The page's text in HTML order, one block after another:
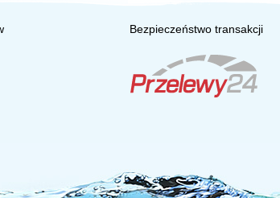
Bezpieczeństwo transakcji